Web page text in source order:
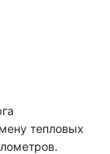
тепловых